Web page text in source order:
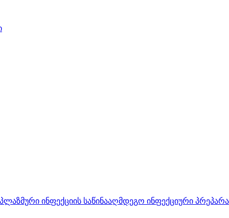
ინფექციის საწინააღმდეგო ინფექციური